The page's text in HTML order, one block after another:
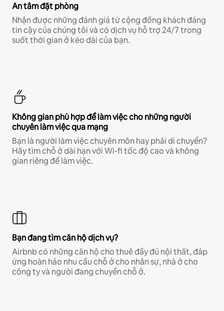
An tâm đặt phòng
Nhận được những đánh giá từ cộng đồng khách đáng
tin cậy của chúng tôi và có dịch vụ hỗ trợ 24/7 trong
suốt thời gian ở kéo dài của bạn.
Không gian phù hợp để làm việc cho những người
chuyên làm việc qua mạng
Bạn là người làm việc chuyên môn hay phải di chuyển?
Hãy tìm chỗ ở dài hạn với Wi-fi tốc độ cao và không
gian riêng để làm việc.
Bạn đang tìm căn hộ dịch vụ?
Airbnb có những căn hộ cho thuê đầy đủ nội thất, đáp
ứng hoàn hảo nhu cầu chỗ ở cho nhân sự, nhà ở cho
công ty và người đang chuyển chỗ ở.